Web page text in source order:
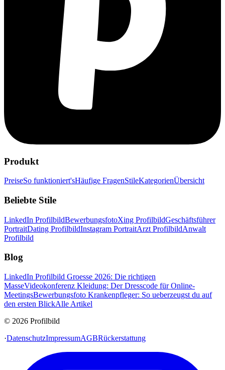
Produkt
PreiseSo funktioniert'sHäufige FragenStileKategorienÜbersicht
Beliebte Stile
LinkedIn ProfilbildBewerbungsfotoXing ProfilbildGeschäftsführer
PortraitDating ProfilbildInstagram PortraitArzt ProfilbildAnwalt
Profilbild
Blog
LinkedIn Profilbild Groesse 2026: Die richtigen
MasseVideokonferenz Kleidung: Der Dresscode für Online-
MeetingsBewerbungsfoto Krankenpfleger: So ueberzeugst du auf
den ersten BlickAlle Artikel
© 2026 Profilbild
·DatenschutzImpressumAGBRückerstattung